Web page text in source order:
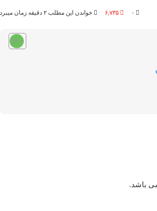
۰ ۶,۷۳۵ خواندن این مطلب ۲ دقیقه زمان میبرد
باشد.